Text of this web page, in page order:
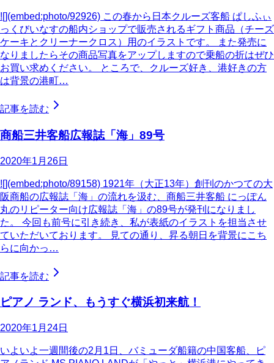
![](embed:photo/92926) この春から日本クルーズ客船 ぱしふぃ
っくびいなすの船内ショップで販売されるギフト商品（チーズ
ケーキとクリーナークロス）用のイラストです。 また発売に
なりましたらその商品写真をアップしますので乗船の折はぜひ
お買い求めください。 ところで、クルーズ好き、港好きの方
は背景の港町…
記事を読む
商船三井客船広報誌「海」89号
2020年1月26日
![](embed:photo/89158) 1921年（大正13年）創刊のかつての大
阪商船の広報誌「海」の流れを汲む、商船三井客船 にっぽん
丸のリピーター向け広報誌「海」の89号が発刊になりまし
た。 今回も前号に引き続き、私が表紙のイラストを担当させ
ていただいております。 見ての通り、昇る朝日を背景にこち
らに向かっ…
記事を読む
ピアノ ランド、もうすぐ横浜初来航！
2020年1月24日
いよいよ一週間後の2月1日、バミューダ船籍の中国客船、ピ